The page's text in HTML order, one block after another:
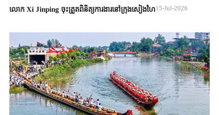
លោក Xi Jinping ចុះត្រួតពិនិត្យការងារនៅក្រុងសៀងហៃ15-Jul-2026